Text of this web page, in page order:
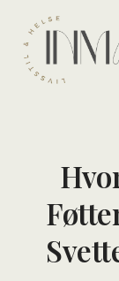
content